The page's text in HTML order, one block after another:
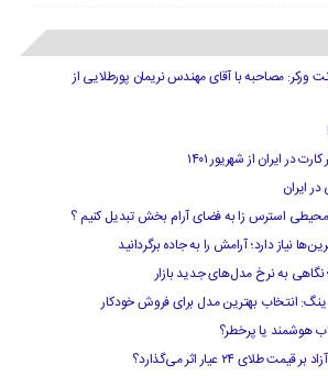
ورکر: مصاحبه با آقای مهندس نریمان پورطلایی از
در ایران از شهریور ۱۴۰۱
ایران
استرس زا به فضای آرام بخش تبدیل کنیم ؟
نیاز دارد؛ آرامش را به جاده برگردانید
به نرخ مدل‌های جدید بازار
انتخاب بهترین مدل برای فروش خودکار
هوشمند یا پرخطر؟
۲۴ عیار اثر می‌گذارد؟